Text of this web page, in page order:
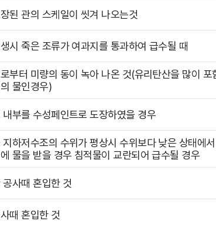
된 관의 스케일이 씻겨 나오는것
시 죽은 조류가 여과지를 통과하여 급수될 때
부터 미량의 동이 녹아 나온 것(유리탄산을 많이 포
물인경우)
내부를 수성페인트로 도장하였을 경우
지하저수조의 수위가 평상시 수위보다 낮은 상태에
물을 받을 경우 침적물이 교란되어 급수될 경우
공사때 혼입한 것
때 혼입한 것